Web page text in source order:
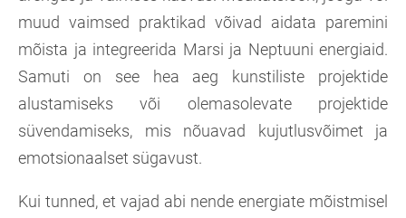
muud vaimsed praktikad võivad aidata paremini
mõista ja integreerida Marsi ja Neptuuni energiaid.
Samuti on see hea aeg kunstiliste projektide
alustamiseks või olemasolevate projektide
süvendamiseks, mis nõuavad kujutlusvõimet ja
emotsionaalset sügavust.
Kui tunned, et vajad abi nende energiate mõistmisel